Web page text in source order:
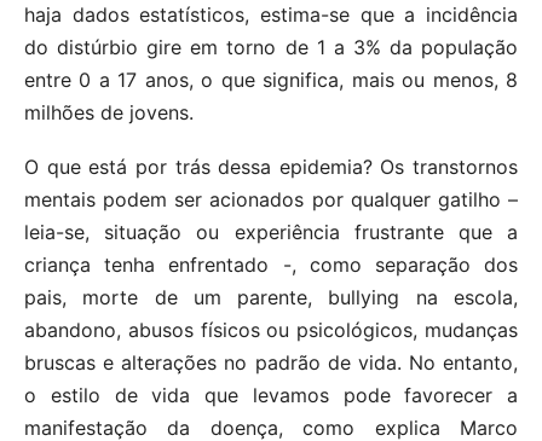
haja dados estatísticos, estima-se que a incidência
do distúrbio gire em torno de 1 a 3% da população
entre 0 a 17 anos, o que significa, mais ou menos, 8
milhões de jovens.
O que está por trás dessa epidemia? Os transtornos
mentais podem ser acionados por qualquer gatilho –
leia-se, situação ou experiência frustrante que a
criança tenha enfrentado -, como separação dos
pais, morte de um parente, bullying na escola,
abandono, abusos físicos ou psicológicos, mudanças
bruscas e alterações no padrão de vida. No entanto,
o estilo de vida que levamos pode favorecer a
manifestação da doença, como explica Marco